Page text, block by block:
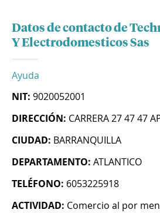
Datos de contacto de
Y Electrodomesticos Sas
Ayuda
NIT: 9020052001
DIRECCIÓN: CARRERA 27 47 47
CIUDAD: BARRANQUILLA
DEPARTAMENTO: ATLANTICO
TELÉFONO: 6053225918
ACTIVIDAD: Comercio al por